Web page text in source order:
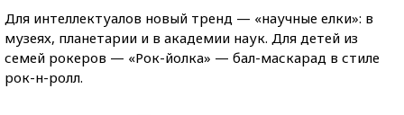
Для интеллектуалов новый тренд — «научные елки»: в
музеях, планетарии и в академии наук. Для детей из
семей рокеров — «Рок-йолка» — бал-маскарад в стиле
рок-н-ролл.